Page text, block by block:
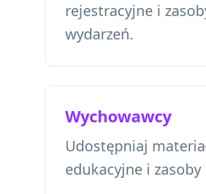
rejestracyjne i
wydarzeń.
Wychowawcy
Udostępniaj
edukacyjne i